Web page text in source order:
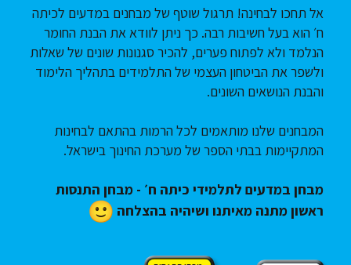
אל תחכו לבחינה! תרגול שוטף של מבחנים במדעים לכיתה
ח׳ הוא בעל חשיבות רבה. כך ניתן לוודא את הבנת החומר
הנלמד ולא לפתוח פערים, להכיר סגנונות שונים של שאלות
ולשפר את הביטחון העצמי של התלמידים בתהליך הלימוד
והבנת הנושאים השונים.
המבחנים שלנו מותאמים לכל הרמות בהתאם לבחינות
המתקיימות בבתי הספר של מערכת החינוך בישראל.
מבחן במדעים לתלמידי כיתה ח׳ - מבחן התנסות
ראשון מתנה מאיתנו ושיהיה בהצלחה